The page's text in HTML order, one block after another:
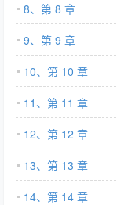
8、第 8 章
9、第 9 章
10、第 10 章
11、第 11 章
12、第 12 章
13、第 13 章
14、第 14 章